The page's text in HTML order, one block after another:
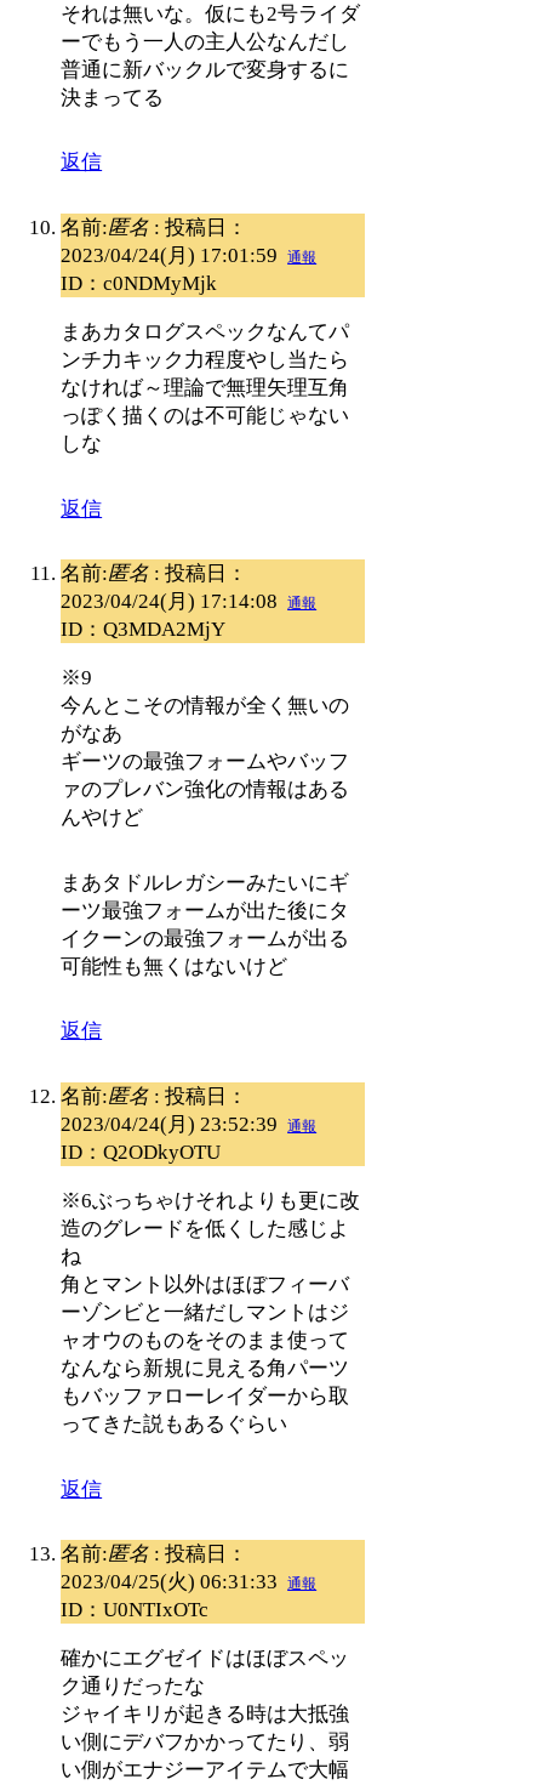
それは無いな。仮にも2号ライダ
ーでもう一人の主人公なんだし
普通に新バックルで変身するに
決まってる
返信
名前:匿名 : 投稿日：
2023/04/24(月) 17:01:59
通報
ID：c0NDMyMjk
まあカタログスペックなんてパ
ンチ力キック力程度やし当たら
なければ～理論で無理矢理互角
っぽく描くのは不可能じゃない
しな
返信
名前:匿名 : 投稿日：
2023/04/24(月) 17:14:08
通報
ID：Q3MDA2MjY
※9
今んとこその情報が全く無いの
がなあ
ギーツの最強フォームやバッフ
ァのプレバン強化の情報はある
んやけど
まあタドルレガシーみたいにギ
ーツ最強フォームが出た後にタ
イクーンの最強フォームが出る
可能性も無くはないけど
返信
名前:匿名 : 投稿日：
2023/04/24(月) 23:52:39
通報
ID：Q2ODkyOTU
※6ぶっちゃけそれよりも更に改
造のグレードを低くした感じよ
ね
角とマント以外はほぼフィーバ
ーゾンビと一緒だしマントはジ
ャオウのものをそのまま使って
なんなら新規に見える角パーツ
もバッファローレイダーから取
ってきた説もあるぐらい
返信
名前:匿名 : 投稿日：
2023/04/25(火) 06:31:33
通報
ID：U0NTIxOTc
確かにエグゼイドはほぼスペッ
ク通りだったな
ジャイキリが起きる時は大抵強
い側にデバフかかってたり、弱
い側がエナジーアイテムで大幅